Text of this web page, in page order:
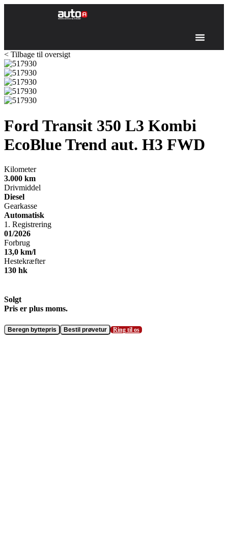
< Tilbage til oversigt
Ford Transit 350 L3 Kombi
EcoBlue Trend aut. H3 FWD
Kilometer
3.000 km
Drivmiddel
Diesel
Gearkasse
Automatisk
1. Registrering
01/2026
Forbrug
13,0 km/l
Hestekræfter
130 hk
Solgt
Beregn byttepris Bestil prøvetur Ring til os